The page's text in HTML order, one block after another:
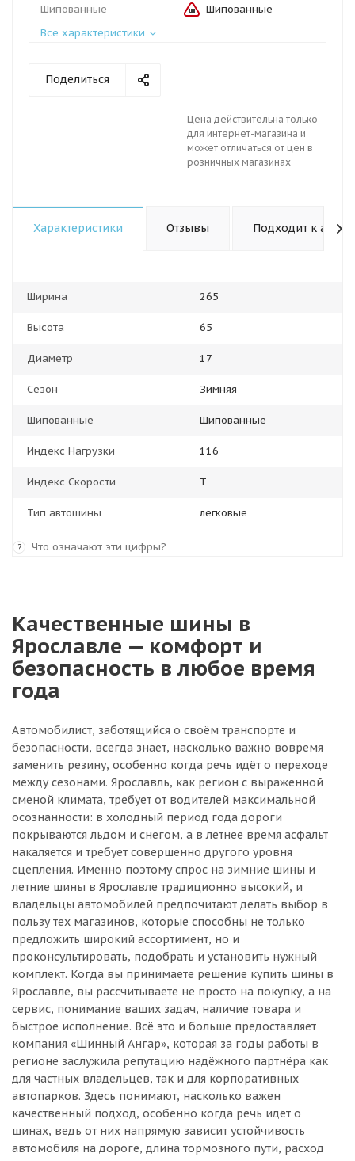
Шипованные
Шипованные
Все характеристики
Поделиться
Цена действительна только
для интернет-магазина и
может отличаться от цен в
розничных магазинах
Характеристики Отзывы Подходит к авто
Ширина 265
Высота 65
Диаметр 17
Сезон Зимняя
Шипованные Шипованные
Индекс Нагрузки 116
Индекс Скорости T
Тип автошины легковые
? Что означают эти цифры?
Качественные шины в
Ярославле — комфорт и
безопасность в любое время
года
Автомобилист, заботящийся о своём транспорте и
безопасности, всегда знает, насколько важно вовремя
заменить резину, особенно когда речь идёт о переходе
между сезонами. Ярославль, как регион с выраженной
сменой климата, требует от водителей максимальной
осознанности: в холодный период года дороги
покрываются льдом и снегом, а в летнее время асфальт
накаляется и требует совершенно другого уровня
сцепления. Именно поэтому спрос на зимние шины и
летние шины в Ярославле традиционно высокий, и
владельцы автомобилей предпочитают делать выбор в
пользу тех магазинов, которые способны не только
предложить широкий ассортимент, но и
проконсультировать, подобрать и установить нужный
комплект. Когда вы принимаете решение купить шины в
Ярославле, вы рассчитываете не просто на покупку, а на
сервис, понимание ваших задач, наличие товара и
быстрое исполнение. Всё это и больше предоставляет
компания «Шинный Ангар», которая за годы работы в
регионе заслужила репутацию надёжного партнёра как
для частных владельцев, так и для корпоративных
автопарков. Здесь понимают, насколько важен
качественный подход, особенно когда речь идёт о
шинах, ведь от них напрямую зависит устойчивость
автомобиля на дороге, длина тормозного пути, расход